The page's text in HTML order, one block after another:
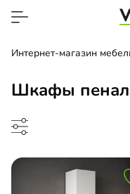
Интернет-магазин
Шкафы